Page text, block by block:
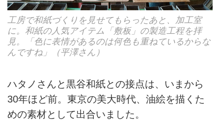
工房で和紙づくりを見せてもらったあと、加工室
に。和紙の人気アイテム「敷板」の製造工程を拝
見。「色に表情があるのは何色も重ねているからな
んですね」（平澤さん）
ハタノさんと黒谷和紙との接点は、いまから
30年ほど前。東京の美大時代、油絵を描くた
めの素材として出合いました。